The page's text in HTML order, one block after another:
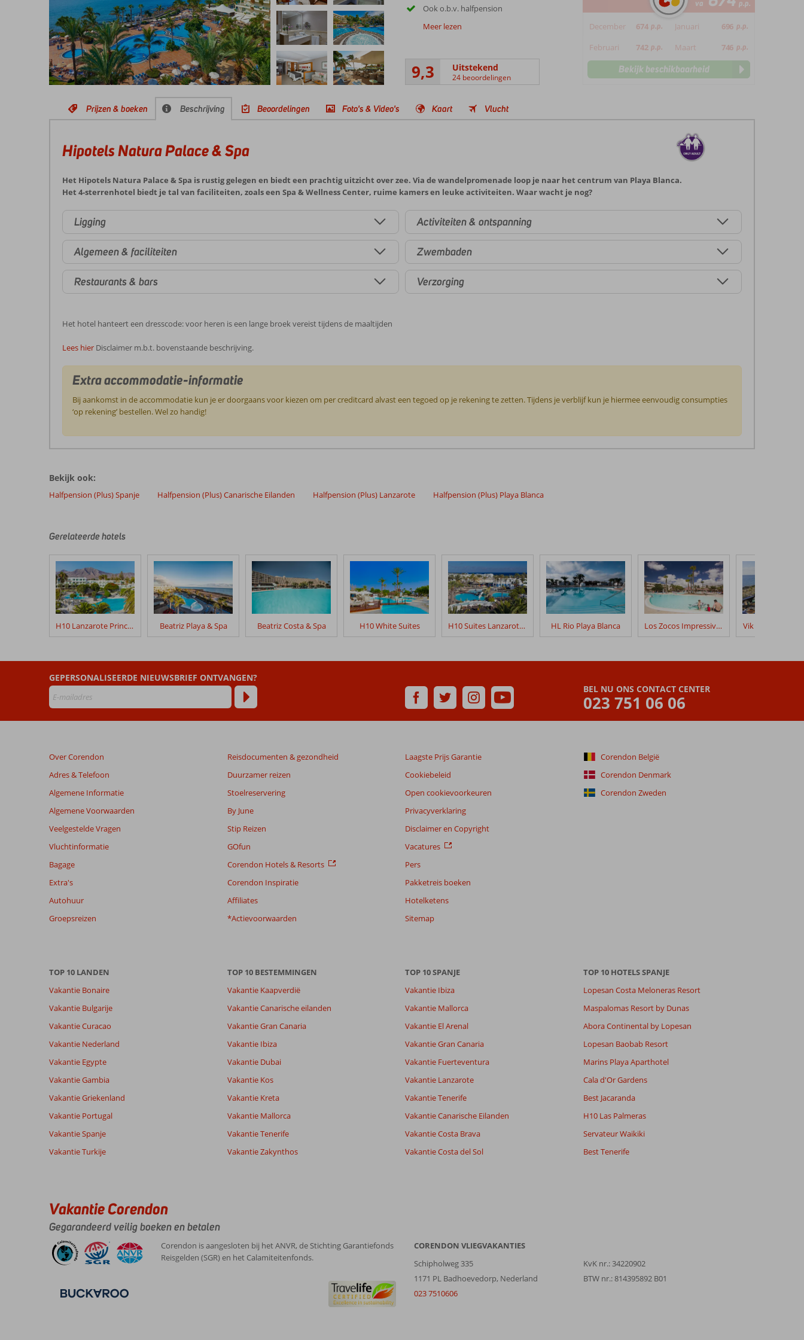
Ook o.b.v. halfpension
Meer lezen
9,3 Uitstekend
24 beoordelingen
va p.p.
December 674 p.p. Januari 696 p.p.
Februari 742 p.p. Maart 746 p.p.
Bekijk beschikbaarheid
Prijzen & boeken Beschrijving Beoordelingen Foto's & Video's Kaart Vlucht
Hipotels Natura Palace & Spa
Het Hipotels Natura Palace & Spa is rustig gelegen en biedt een prachtig uitzicht over zee. Via de wandelpromenade loop je naar het centrum van Playa Blanca.
Het 4-sterrenhotel biedt je tal van faciliteiten, zoals een Spa & Wellness Center, ruime kamers en leuke activiteiten. Waar wacht je nog?
Ligging
Algemeen & faciliteiten
Restaurants & bars
Activiteiten & ontspanning
Zwembaden
Verzorging
Het hotel hanteert een dresscode: voor heren is een lange broek vereist tijdens de maaltijden
Lees hier Disclaimer m.b.t. bovenstaande beschrijving.
Extra accommodatie-informatie
Bij aankomst in de accommodatie kun je er doorgaans voor kiezen om per creditcard alvast een tegoed op je rekening te zetten. Tijdens je verblijf kun je hiermee eenvoudig consumpties
‘op rekening’ bestellen. Wel zo handig!
door
onze
klanten
hun
in
Hipotels
Natura
Palace
&
Spa
die
ouder
zijn
dan
48
maanden
meer
weergegeven
de
relevantie
de
getoonde
over
Totale score
Gebaseerd op:
beoordelingen
9,3
Uitstekend
Kamers
8,8
Kindvriendelijk 6,4
Wifi kwaliteit
Ervaringen
klanten
Filter reisgezelschap
Sorteren op
10
Anoniem
20 september 2025
Over
Blanca:
door
aangenaam
klimaat
met
Algemene indruk
Kindvriendelijk -
Wifi kwaliteit
10
Bekijk ook:
Halfpension (Plus) Spanje Halfpension (Plus) Canarische Eilanden Halfpension (Plus) Lanzarote Halfpension (Plus) Playa Blanca
Gerelateerde hotels
H10 Lanzarote Princess Beatriz Playa & Spa Beatriz Costa & Spa H10 White Suites H10 Suites Lanzarote Gardens HL Rio Playa Blanca Los Zocos Impressive Lanzarote Vik Hotel San
BEL NU ONS CONTACT CENTER
023 751 06 06
GEPERSONALISEERDE NIEUWSBRIEF ONTVANGEN?
Over Corendon
Adres & Telefoon
Algemene Informatie
Algemene Voorwaarden
Veelgestelde Vragen
Vluchtinformatie
Bagage
Extra's
Autohuur
Groepsreizen
Reisdocumenten & gezondheid
Duurzamer reizen
Stoelreservering
By June
Stip Reizen
GOfun
Corendon Hotels & Resorts
Corendon Inspiratie
Affiliates
*Actievoorwaarden
Laagste Prijs Garantie
Cookiebeleid
Open cookievoorkeuren
Privacyverklaring
Disclaimer en Copyright
Vacatures
Pers
Pakketreis boeken
Hotelketens
Sitemap
Corendon België
Corendon Denmark
Corendon Zweden
TOP 10 LANDEN
Vakantie Bonaire
Vakantie Bulgarije
Vakantie Curacao
Vakantie Nederland
Vakantie Egypte
Vakantie Gambia
Vakantie Griekenland
Vakantie Portugal
Vakantie Spanje
Vakantie Turkije
TOP 10 BESTEMMINGEN
Vakantie Kaapverdië
Vakantie Canarische eilanden
Vakantie Gran Canaria
Vakantie Ibiza
Vakantie Dubai
Vakantie Kos
Vakantie Kreta
Vakantie Mallorca
Vakantie Tenerife
Vakantie Zakynthos
TOP 10 SPANJE
Vakantie Ibiza
Vakantie Mallorca
Vakantie El Arenal
Vakantie Gran Canaria
Vakantie Fuerteventura
Vakantie Lanzarote
Vakantie Tenerife
Vakantie Canarische Eilanden
Vakantie Costa Brava
Vakantie Costa del Sol
TOP 10 HOTELS SPANJE
Lopesan Costa Meloneras Resort
Maspalomas Resort by Dunas
Abora Continental by Lopesan
Lopesan Baobab Resort
Marins Playa Aparthotel
Cala d'Or Gardens
Best Jacaranda
H10 Las Palmeras
Servateur Waikiki
Best Tenerife
Vakantie Corendon
Gegarandeerd veilig boeken en betalen
Corendon is aangesloten bij het ANVR, de Stichting Garantiefonds
Reisgelden (SGR) en het Calamiteitenfonds.
CORENDON VLIEGVAKANTIES
Schipholweg 335
1171 PL Badhoevedorp, Nederland
023 7510606
KvK nr.: 34220902
BTW nr.: 814395892 B01